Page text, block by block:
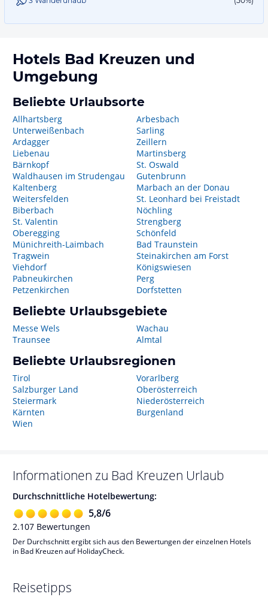
Hotels Bad Kreuzen und
Umgebung
Beliebte Urlaubsorte
Allhartsberg
Unterweißenbach
Ardagger
Liebenau
Bärnkopf
Waldhausen im Strudengau
Kaltenberg
Weitersfelden
Biberbach
St. Valentin
Oberegging
Münichreith-Laimbach
Tragwein
Viehdorf
Pabneukirchen
Petzenkirchen
Arbesbach
Sarling
Zeillern
Martinsberg
St. Oswald
Gutenbrunn
Marbach an der Donau
St. Leonhard bei Freistadt
Nöchling
Strengberg
Schönfeld
Bad Traunstein
Steinakirchen am Forst
Königswiesen
Perg
Dorfstetten
Beliebte Urlaubsgebiete
Messe Wels
Traunsee
Wachau
Almtal
Beliebte Urlaubsregionen
Tirol
Salzburger Land
Steiermark
Kärnten
Wien
Vorarlberg
Oberösterreich
Niederösterreich
Burgenland
Informationen zu Bad Kreuzen Urlaub
Durchschnittliche Hotelbewertung:
5,8/6
2.107 Bewertungen
Der Durchschnitt ergibt sich aus den Bewertungen der einzelnen Hotels
in Bad Kreuzen auf HolidayCheck.
Reisetipps